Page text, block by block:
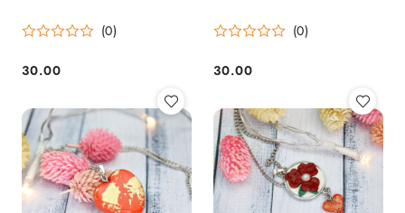
(0)
Cena:
30.00
(0)
Cena:
30.00